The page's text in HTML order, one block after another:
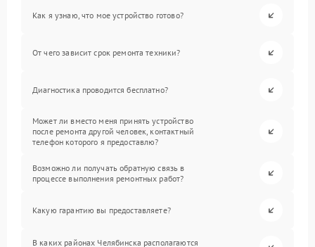
Как я узнаю, что мое устройство готово?
От чего зависит срок ремонта техники?
Диагностика проводится бесплатно?
Может ли вместо меня принять устройство
после ремонта другой человек, контактный
телефон которого я предоставлю?
Возможно ли получать обратную связь в
процессе выполнения ремонтных работ?
Какую гарантию вы предоставляете?
В каких районах Челябинска располагаются